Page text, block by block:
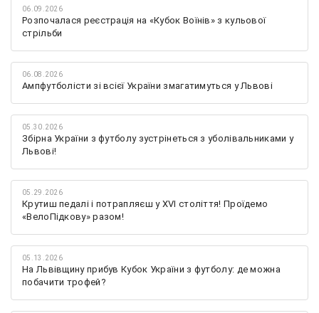
06.09.2026
Розпочалася реєстрація на «Кубок Воїнів» з кульової
стрільби
06.08.2026
Ампфутболісти зі всієї України змагатимуться у Львові
05.30.2026
Збірна України з футболу зустрінеться з уболівальниками у
Львові!
05.29.2026
Крутиш педалі і потрапляєш у XVI століття! Проїдемо
«ВелоПідкову» разом!
05.13.2026
На Львівщину прибув Кубок України з футболу: де можна
побачити трофей?